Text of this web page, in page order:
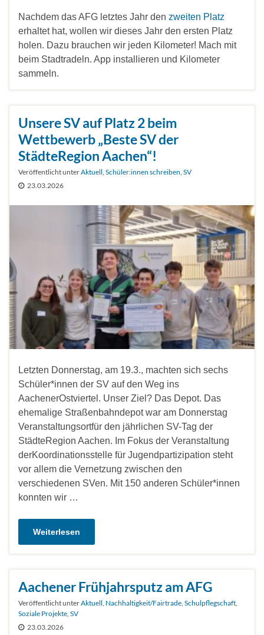
Nachdem das AFG letztes Jahr den zweiten Platz
erhaltet hat, wollen wir dieses Jahr den ersten Platz
holen. Dazu brauchen wir jeden Kilometer! Mach mit
beim Stadtradeln. App installieren und Kilometer
sammeln.
Unsere SV auf Platz 2 beim
Wettbewerb „Beste SV der
StädteRegion Aachen“!
Veröffentlicht unterAktuell Schüler:innen schreiben SV
23.03.2026
Letzten Donnerstag, am 19.3., machten sich sechs
Schüler*innen der SV auf den Weg ins
AachenerOstviertel. Unser Ziel? Das Depot. Das
ehemalige Straßenbahndepot war am Donnerstag
Veranstaltungsortfür den jährlichen SV-Tag der
StädteRegion Aachen. Im Fokus der Veranstaltung
derKoordinationsstelle für Jugendpartizipation steht
vor allem die Vernetzung zwischen den
verschiedenen SVen. Mit 150 anderen Schüler*innen
konnten wir …
Weiterlesen
Aachener Frühjahrsputz am AFG
Veröffentlicht unterAktuell Nachhaltigkeit/Fairtrade Schulpflegschaft
Soziale Projekte SV
23.03.2026